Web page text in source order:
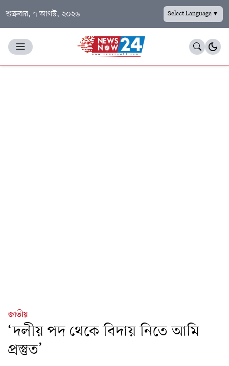
শুক্রবার, ৭ আগস্ট, ২০২৬ Select Language▼
জাতীয়
‘দলীয় পদ থেকে বিদায় নিতে আমি
প্রস্তুত’